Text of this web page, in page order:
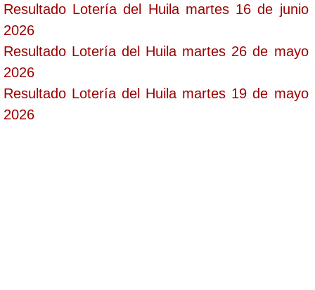
Resultado Lotería del Huila martes 16 de junio
2026
Resultado Lotería del Huila martes 26 de mayo
2026
Resultado Lotería del Huila martes 19 de mayo
2026